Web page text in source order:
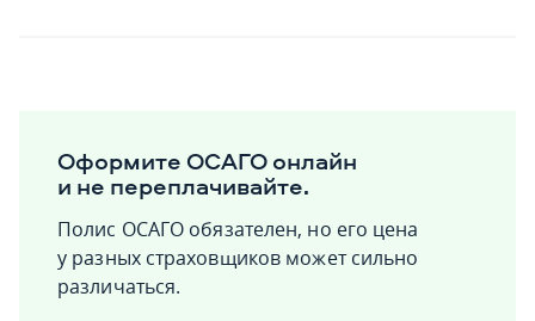
Оформите ОСАГО онлайн
и не переплачивайте.
Полис ОСАГО обязателен, но его цена
у разных страховщиков может сильно
различаться.